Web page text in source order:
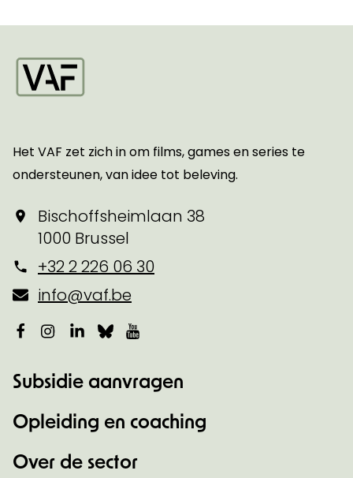
Het VAF zet zich in om films, games en series te
ondersteunen, van idee tot beleving.
Bischoffsheimlaan 38
1000 Brussel
+32 2 226 06 30
info@vaf.be
Facebook
Instagram
LinkedIn
Bluesky
Subsidie aanvragen
Opleiding en coaching
Over de sector